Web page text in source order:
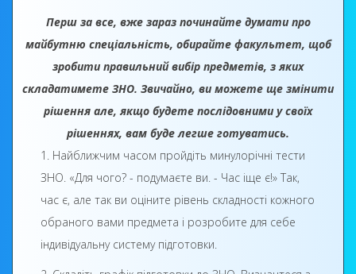
Перш за все, вже зараз починайте думати про
майбутню спеціальність, обирайте факультет, щоб
зробити правильний вибір предметів, з яких
складатимете ЗНО. Звичайно, ви можете ще змінити
рішення але, якщо будете послідовними у своїх
рішеннях, вам буде легше готуватись.
1. Найближчим часом пройдіть минулорічні тести
ЗНО. «Для чого? - подумаєте ви. - Час іще є!» Так,
час є, але так ви оціните рівень складності кожного
обраного вами предмета і розробите для себе
індивідуальну систему підготовки.